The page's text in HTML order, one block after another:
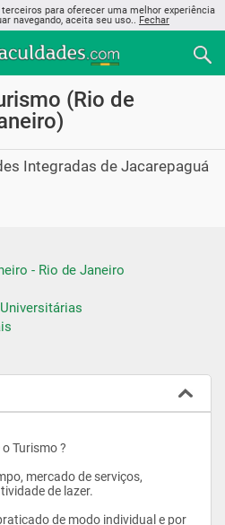
para oferecer uma melhor experiência
navegando, aceita seu uso.. Fechar
(Rio de
Integradas de Jacarepaguá
- Rio de Janeiro
de lazer.